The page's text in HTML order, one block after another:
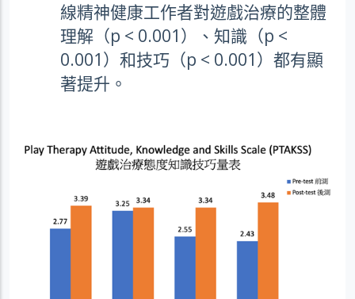
線精神健康工作者對遊戲治療的整體
理解（p < 0.001）、知識（p <
0.001）和技巧（p < 0.001）都有顯
著提升。